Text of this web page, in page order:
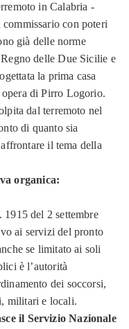
in Calabria -
con poteri
già delle norme
delle Due Sicilie e
la prima casa
di Pirro Logorio.
dal terremoto nel
di quanto sia
il tema della
organica:
del 2 settembre
ai servizi del pronto
se limitato ai soli
è l’autorità
dei soccorsi,
militari e locali.
il Servizio Nazionale